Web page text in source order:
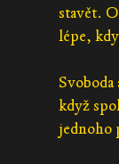
stavět.
lépe,
když
jednoho